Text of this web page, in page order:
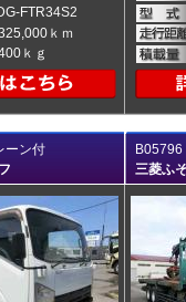
FTR34S2
ｋｍ
ｋｇ
ン付
三菱ふ